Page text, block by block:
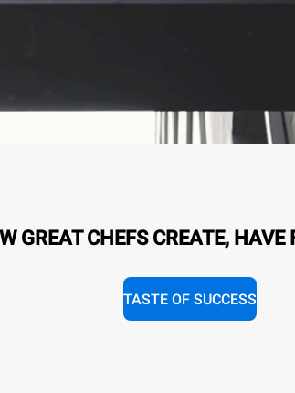
GREAT CHEFS CREATE,
TASTE OF SUCCESS